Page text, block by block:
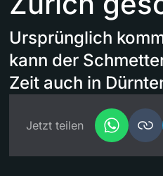
Ursprünglich
kann der
Zeit auch in
Jetzt teilen